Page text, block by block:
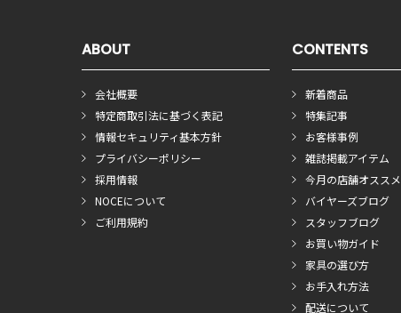
ABOUT
会社概要
特定商取引法に基づく表記
情報セキュリティ基本方針
プライバシーポリシー
採用情報
NOCEについて
ご利用規約
CONTENTS
新着商品
特集記事
お客様事例
雑誌掲載アイテム
今月の店舗オススメ
バイヤーズブログ
スタッフブログ
お買い物ガイド
家具の選び方
お手入れ方法
配送について